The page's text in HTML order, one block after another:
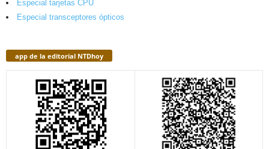
Especial tarjetas CPU
Especial transceptores ópticos
app de la editorial NTDhoy